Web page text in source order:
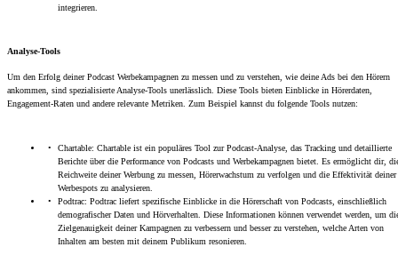
integrieren.
Analyse-Tools
Um den Erfolg deiner Podcast Werbekampagnen zu messen und zu verstehen, wie deine Ads bei den Hörern
ankommen, sind spezialisierte Analyse-Tools unerlässlich. Diese Tools bieten Einblicke in Hörerdaten,
Engagement-Raten und andere relevante Metriken. Zum Beispiel kannst du folgende Tools nutzen:
Chartable: Chartable ist ein populäres Tool zur Podcast-Analyse, das Tracking und detaillierte
Berichte über die Performance von Podcasts und Werbekampagnen bietet. Es ermöglicht dir,
Reichweite deiner Werbung zu messen, Hörerwachstum zu verfolgen und die Effektivität deiner
Werbespots zu analysieren.
Podtrac: Podtrac liefert spezifische Einblicke in die Hörerschaft von Podcasts, einschließlich
demografischer Daten und Hörverhalten. Diese Informationen können verwendet werden, um
Zielgenauigkeit deiner Kampagnen zu verbessern und besser zu verstehen, welche Arten von
Inhalten am besten mit deinem Publikum resonieren.